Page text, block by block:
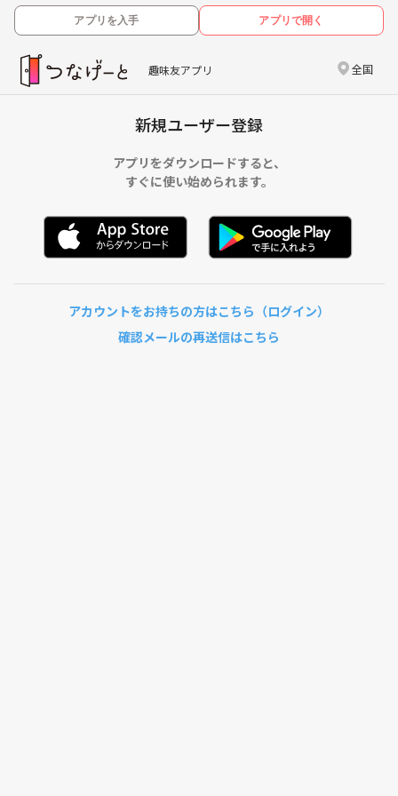
アプリを入手 アプリで開く
趣味友アプリ 全国
新規ユーザー登録
アプリをダウンロードすると、
すぐに使い始められます。
アカウントをお持ちの方はこちら（ログイン）
確認メールの再送信はこちら